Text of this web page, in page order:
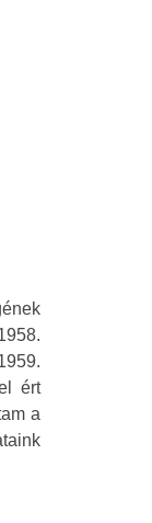
ért
a